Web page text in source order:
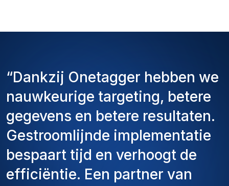
“Dankzij Onetagger hebben we
nauwkeurige targeting, betere
gegevens en betere resultaten.
Gestroomlijnde implementatie
bespaart tijd en verhoogt de
efficiëntie. Een partner van